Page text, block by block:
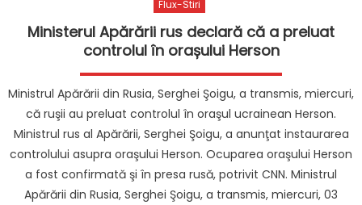
Flux-Stiri
Ministerul Apărării rus declară că a preluat
controlul în orașului Herson
Ministrul Apărării din Rusia, Serghei Şoigu, a transmis, miercuri,
că ruşii au preluat controlul în oraşul ucrainean Herson.
Ministrul rus al Apărării, Serghei Şoigu, a anunţat instaurarea
controlului asupra oraşului Herson. Ocuparea oraşului Herson
a fost confirmată şi în presa rusă, potrivit CNN. Ministrul
Apărării din Rusia, Serghei Şoigu, a transmis, miercuri, 03